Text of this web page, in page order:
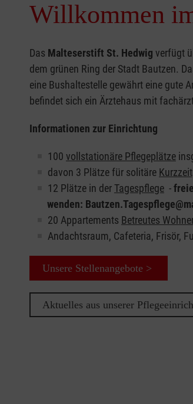
Willkommen
Das Malteserstift St. Hedwig verfügt
dem grünen Ring der Stadt Bautzen.
eine Bushaltestelle gewährt eine gute
befindet sich ein Ärztehaus mit
Informationen zur Einrichtung
100 vollstationäre Pflegeplätze
davon 3 Plätze für solitäre
12 Plätze in derTagespflege -
wenden:
20 Appartements Betreutes
Andachtsraum, Cafeteria, Frisör,
Unsere Stellenangebote >
Aktuelles aus unserer